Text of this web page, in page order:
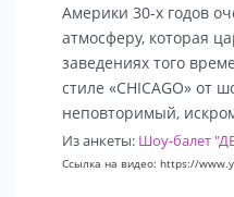
Америки 30-х годов
атмосферу, которая
заведениях того
стиле «CHICAGO» от
неповторимый,
Из анкеты: Шоу-балет
Ссылка на видео: https://